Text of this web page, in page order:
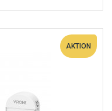
AKTION